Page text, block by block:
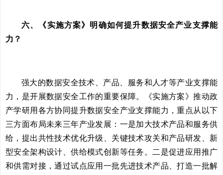
六、《实施方案》明确如何提升数据安全产业支撑能
力？
强大的数据安全技术、产品、服务和人才等产业支撑能
力，是开展数据安全工作的重要保障。《实施方案》推动政
产学研用各方协同提升数据安全产业支撑能力，重点从以下
三方面布局未来三年产业发展：一是加大技术产品和服务供
给，提出共性技术优化升级、关键技术攻关和产品研发、新
型安全架构设计、供给模式创新等任务。二是促进应用推广
和供需对接，通过试点应用一批先进技术产品、打造一批解